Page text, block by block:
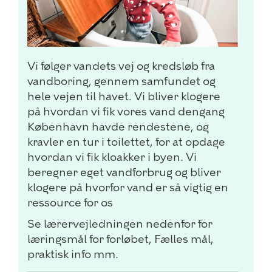
Vi følger vandets vej og kredsløb fra
vandboring, gennem samfundet og
hele vejen til havet. Vi bliver klogere
på hvordan vi fik vores vand dengang
København havde rendestene, og
kravler en tur i toilettet, for at opdage
hvordan vi fik kloakker i byen. Vi
beregner eget vandforbrug og bliver
klogere på hvorfor vand er så vigtig en
ressource for os
Se lærervejledningen nedenfor for
læringsmål for forløbet, Fælles mål,
praktisk info mm.